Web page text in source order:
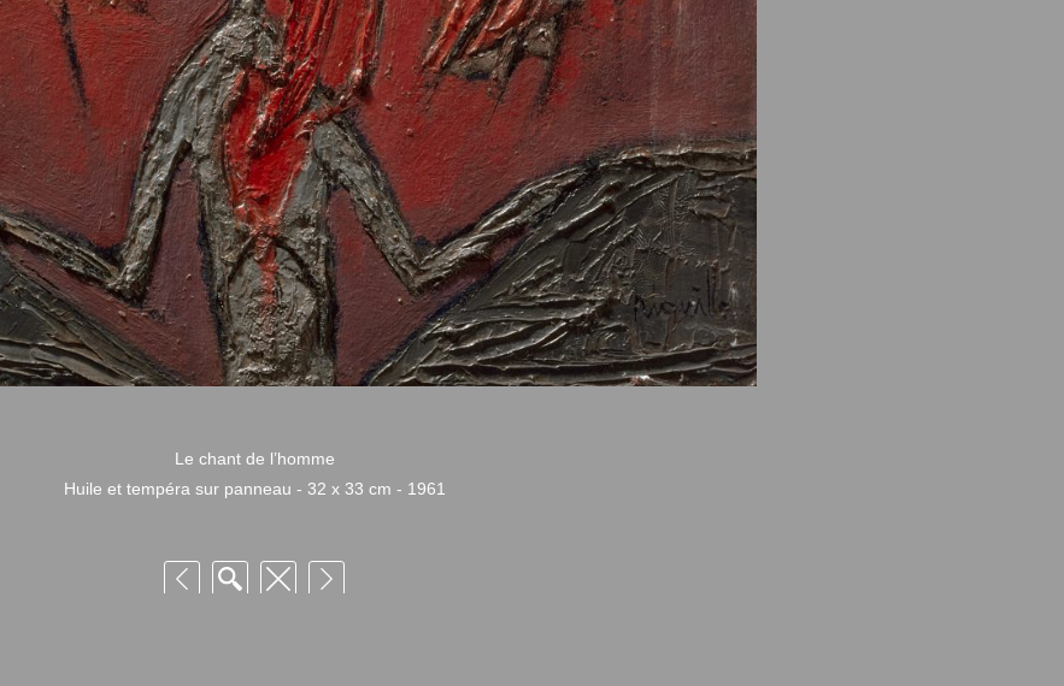
Le chant de l’homme
Huile et tempéra sur panneau - 32 x 33 cm - 1961